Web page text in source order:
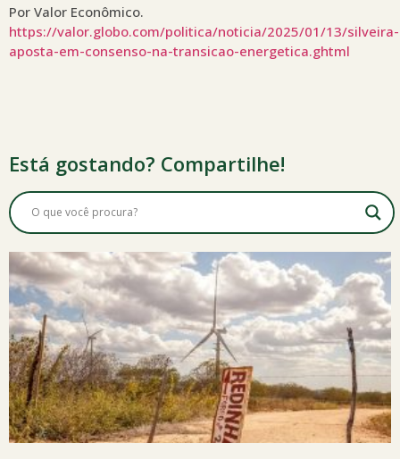
Por Valor Econômico.
https://valor.globo.com/politica/noticia/2025/01/13/silveira-
aposta-em-consenso-na-transicao-energetica.ghtml
Está gostando? Compartilhe!